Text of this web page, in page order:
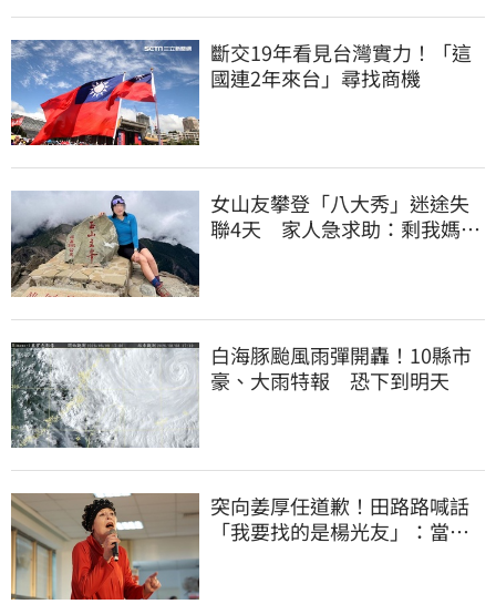
斷交19年看見台灣實力！「這
國連2年來台」尋找商機
女山友攀登「八大秀」迷途失
聯4天 家人急求助：剩我媽還
白海豚颱風雨彈開轟！10縣市
豪、大雨特報 恐下到明天
突向姜厚任道歉！田路路喊話
「我要找的是楊光友」：當時